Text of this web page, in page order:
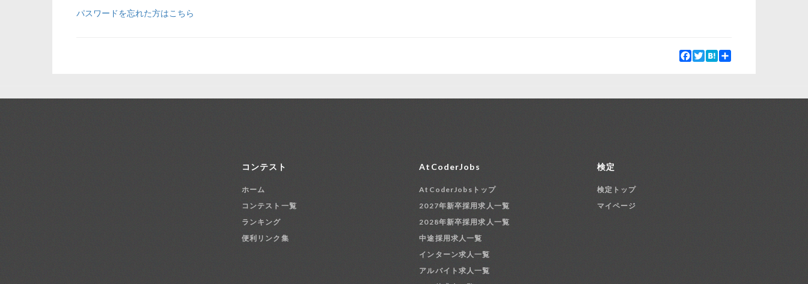
パスワードを忘れた方はこちら
Facebook
Twitter
Hatena
コンテスト
ホーム
コンテスト一覧
ランキング
便利リンク集
AtCoderJobs
AtCoderJobsトップ
2027年新卒採用求人一覧
2028年新卒採用求人一覧
中途採用求人一覧
インターン求人一覧
アルバイト求人一覧
検定
検定トップ
マイページ